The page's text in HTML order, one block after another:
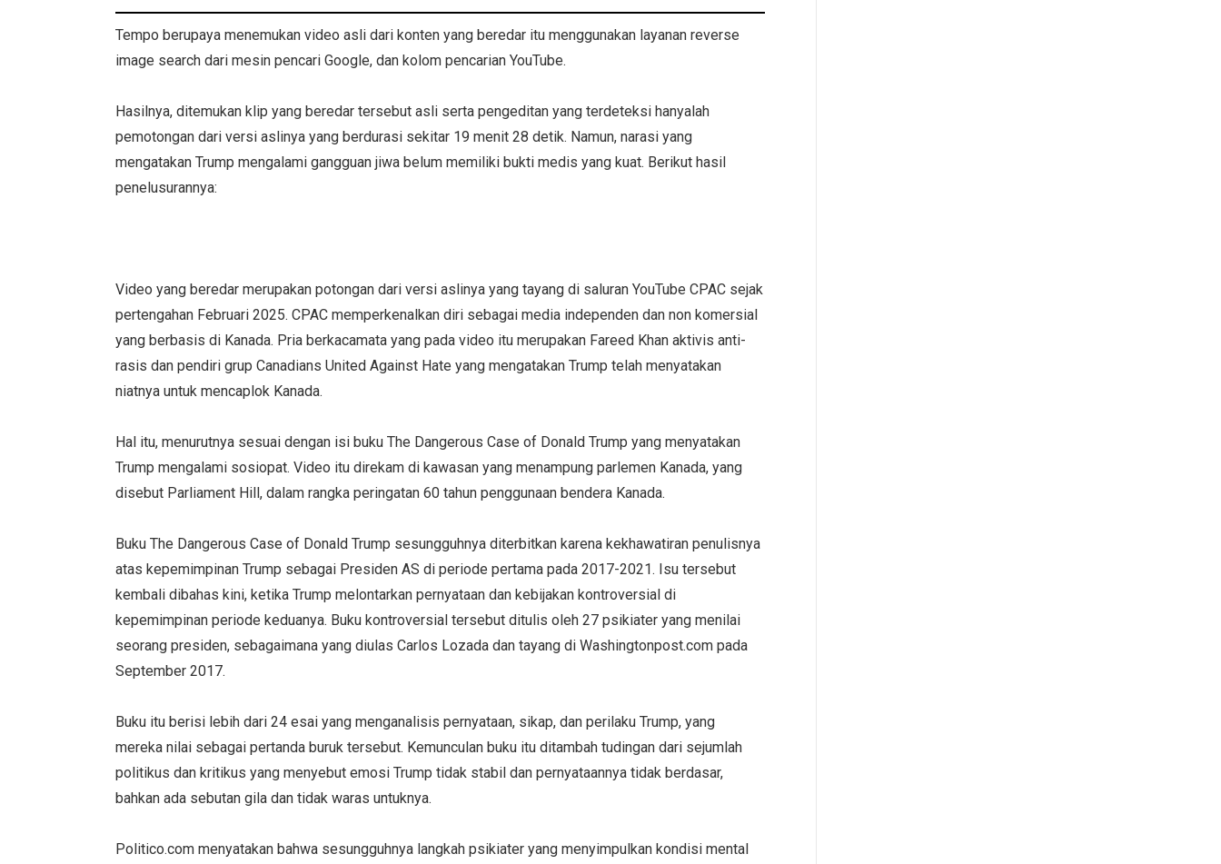
Tempo berupaya menemukan video asli dari konten yang beredar itu menggunakan layanan reverse
image search dari mesin pencari Google, dan kolom pencarian YouTube.
Hasilnya, ditemukan klip yang beredar tersebut asli serta pengeditan yang terdeteksi hanyalah
pemotongan dari versi aslinya yang berdurasi sekitar 19 menit 28 detik. Namun, narasi yang
mengatakan Trump mengalami gangguan jiwa belum memiliki bukti medis yang kuat. Berikut hasil
penelusurannya:
Video yang beredar merupakan potongan dari versi aslinya yang tayang di saluran YouTube CPAC sejak
pertengahan Februari 2025. CPAC memperkenalkan diri sebagai media independen dan non komersial
yang berbasis di Kanada. Pria berkacamata yang pada video itu merupakan Fareed Khan aktivis anti-
rasis dan pendiri grup Canadians United Against Hate yang mengatakan Trump telah menyatakan
niatnya untuk mencaplok Kanada.
Hal itu, menurutnya sesuai dengan isi buku The Dangerous Case of Donald Trump yang menyatakan
Trump mengalami sosiopat. Video itu direkam di kawasan yang menampung parlemen Kanada, yang
disebut Parliament Hill, dalam rangka peringatan 60 tahun penggunaan bendera Kanada.
Buku The Dangerous Case of Donald Trump sesungguhnya diterbitkan karena kekhawatiran penulisnya
atas kepemimpinan Trump sebagai Presiden AS di periode pertama pada 2017-2021. Isu tersebut
kembali dibahas kini, ketika Trump melontarkan pernyataan dan kebijakan kontroversial di
kepemimpinan periode keduanya. Buku kontroversial tersebut ditulis oleh 27 psikiater yang menilai
seorang presiden, sebagaimana yang diulas Carlos Lozada dan tayang di Washingtonpost.com pada
September 2017.
Buku itu berisi lebih dari 24 esai yang menganalisis pernyataan, sikap, dan perilaku Trump, yang
mereka nilai sebagai pertanda buruk tersebut. Kemunculan buku itu ditambah tudingan dari sejumlah
politikus dan kritikus yang menyebut emosi Trump tidak stabil dan pernyataannya tidak berdasar,
bahkan ada sebutan gila dan tidak waras untuknya.
Politico.com menyatakan bahwa sesungguhnya langkah psikiater yang menyimpulkan kondisi mental